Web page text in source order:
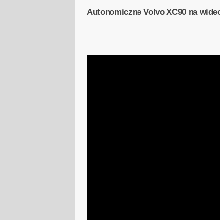
Autonomiczne Volvo XC90 na